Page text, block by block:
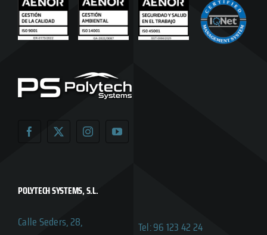
POLYTECH SYSTEMS, S.L.
Calle Seders, 28,
Tel: 96 123 42 24